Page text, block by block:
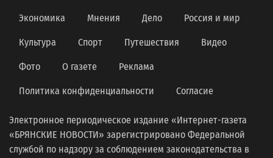
Экономика Мнения Дело Россия и мир
Культура Спорт Путешествия Видео
Фото О газете Реклама
Политика конфиденциальности Согласие
Электронное периодическое издание «Интернет-газета
«БРЯНСКИЕ НОВОСТИ» зарегистрировано Федеральной
службой по надзору за соблюдением законодательства в